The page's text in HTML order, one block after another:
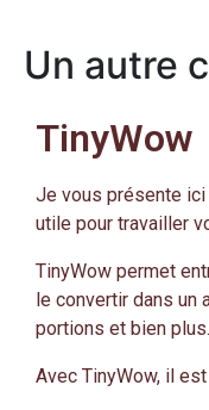
Un autre
TinyWow
Je vous présente ici
utile pour travailler
TinyWow permet
le convertir dans un
portions et bien plus.
Avec TinyWow, il